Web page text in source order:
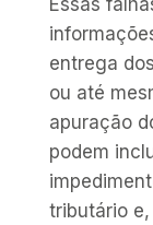
Essas
entrega
ou até
apuração
podem
tributário